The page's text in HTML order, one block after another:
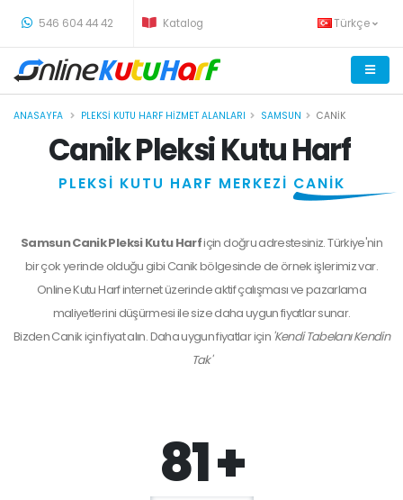
546 604 44 42 Katalog Türkçe
ANASAYFA PLEKSI KUTU HARF HIZMET ALANLARI SAMSUN CANIK
Canik Pleksi Kutu Harf
PLEKSİ KUTU HARF MERKEZİ CANİK
Samsun Canik Pleksi Kutu Harfiçin doğru adrestesiniz. Türkiye'nin
bir çok yerinde olduğu gibi Canik bölgesinde de örnek işlerimiz var.
Online Kutu Harf internet üzerinde aktif çalışması ve pazarlama
maliyetlerini düşürmesi ile size daha uygun fiyatlar sunar.
BizdenCanikiçin fiyat alın. Daha uygun fiyatlar için 'Kendi Tabelanı Kendin
Tak'
81 +